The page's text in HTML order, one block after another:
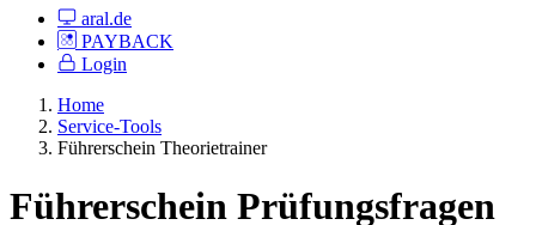
aral.de
PAYBACK
Login
Home
Service-Tools
Führerschein Theorietrainer
Führerschein Prüfungsfragen